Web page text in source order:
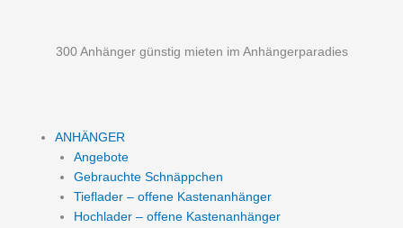
300 Anhänger günstig mieten im Anhängerparadies
ANHÄNGER
Angebote
Gebrauchte Schnäppchen
Tieflader – offene Kastenanhänger
Hochlader – offene Kastenanhänger